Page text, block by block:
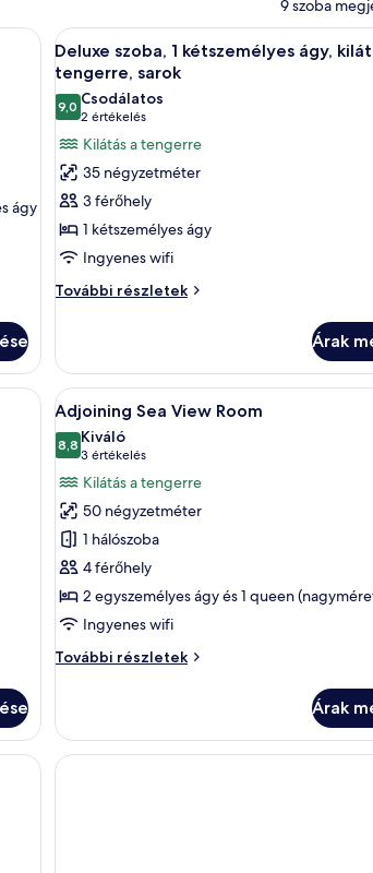
9 szoba
és kilátás nyílik a városra.
amelyben egy nagy ágy, egy éjjeliszekrény, egy lámpa
ágy
A
következő
szoba
összes
képének
megtekintése:
Deluxe
szoba,
1
kétszemélyes
ágy,
tengerre,
sarok
Egy modern
7
Deluxe szoba, 1 kétszemélyes ágy,
tengerre, sarok
9,010-ből 9,0
Csodálatos
2 értékelés
(2
értékelés)
Kilátás a tengerre
35 négyzetméter
3 férőhely
1 kétszemélyes ágy
Ingyenes wifi
További részletek
Deluxe
ágy,
kilátással
a
tengerre,
sarok
további
részletei
Árak
kilátás a zöld tájra.
A
következő
szoba
összes
képének
megtekintése:
Adjoining
Sea
View
Room
Egy szállodai
4
Adjoining Sea View Room
8,810-ből 8,8
Kiváló
3 értékelés
(3
értékelés)
Kilátás a tengerre
50 négyzetméter
1 hálószoba
4 férőhely
2 egyszemélyes ágy és 1 queen
Ingyenes wifi
További részletek
Adjoining
további
részletei
Árak